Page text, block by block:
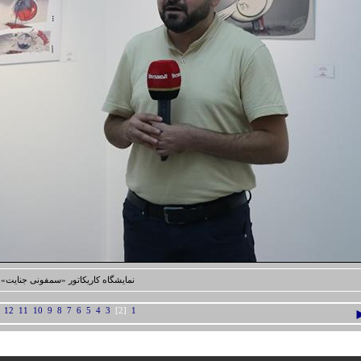
نمایشگاه کاریکاتور «سمفونی جنایت»
1
[2]
3
4
5
6
7
8
9
10
11
12